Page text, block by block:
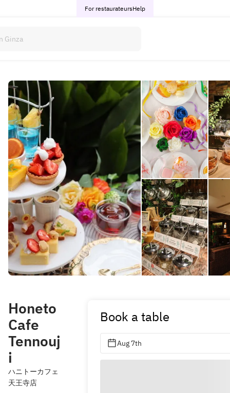
For restaurateursHelp
Honeto
Cafe
Tennouj
i
ハニトーカフェ
天王寺店
Book a table
Aug 7th